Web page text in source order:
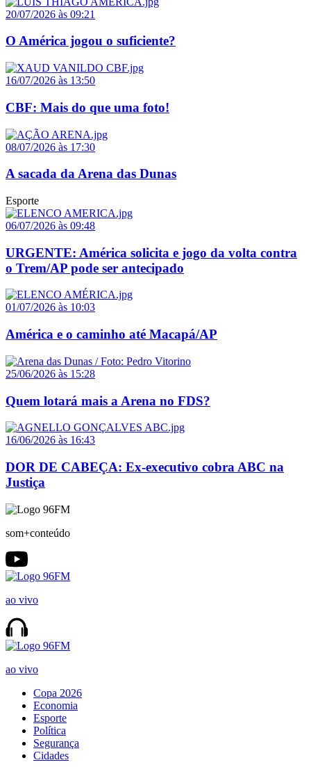
20/07/2026 às 09:21
O América jogou o suficiente?
16/07/2026 às 13:50
CBF: Mais do que uma foto!
08/07/2026 às 17:30
A sacada da Arena das Dunas
Esporte
06/07/2026 às 09:48
URGENTE: América solicita e jogo da volta contra
o Trem/AP pode ser antecipado
01/07/2026 às 10:03
América e o caminho até Macapá/AP
25/06/2026 às 15:28
Quem lotará mais a Arena no FDS?
16/06/2026 às 16:43
DOR DE CABEÇA: Ex-executivo cobra ABC na
Justiça
som+conteúdo
ao vivo
ao vivo
Copa 2026
Economia
Esporte
Política
Segurança
Cidades